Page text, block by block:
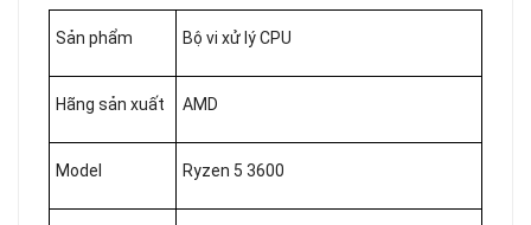
Sản phẩm Bộ vi xử lý CPU
Hãng sản xuất AMD
Model Ryzen 5 3600